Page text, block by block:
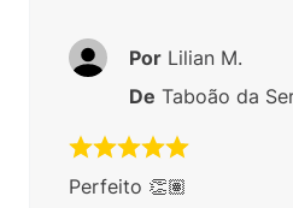
Perfeito 👏🏽
Por Lilian M.
De Taboão da